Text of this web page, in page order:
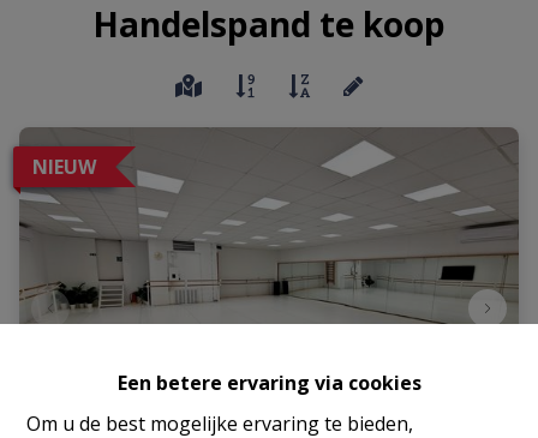
Een betere ervaring via cookies
Om u de best mogelijke ervaring te bieden,
Handelspand te koop
NIEUW